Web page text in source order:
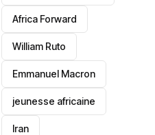
‎Africa Forward
William Ruto
Emmanuel Macron
jeunesse africaine
‎Iran